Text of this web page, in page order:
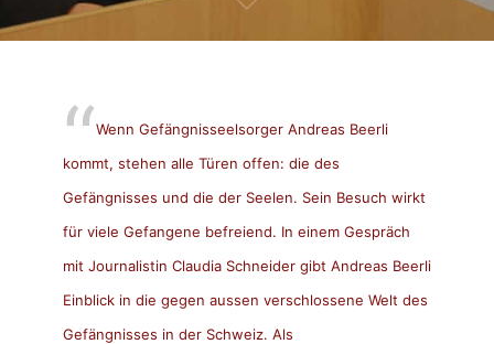
Wenn Gefängnisseelsorger Andreas Beerli
kommt, stehen alle Türen offen: die des
Gefängnisses und die der Seelen. Sein Besuch wirkt
für viele Gefangene befreiend. In einem Gespräch
mit Journalistin Claudia Schneider gibt Andreas Beerli
Einblick in die gegen aussen verschlossene Welt des
Gefängnisses in der Schweiz. Als